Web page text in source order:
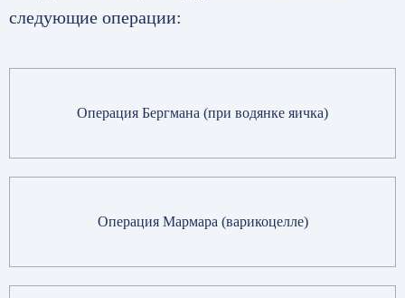
следующие операции:
Операция Бергмана (при водянке яичка)
Операция Мармара (варикоцелле)